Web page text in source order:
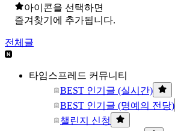
아이콘을 선택하면
즐겨찾기에 추가됩니다.
전체글
타임스프레드 커뮤니티
BEST 인기글 (실시간)
BEST 인기글 (명예의 전당)
챌린지 신청